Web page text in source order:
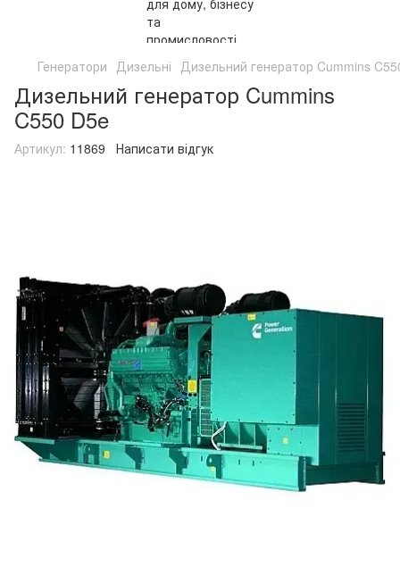
Генератори Дизельні Дизельний генератор Cummins
Дизельний генератор Cummins
C550 D5e
Артикул: 11869 Написати відгук